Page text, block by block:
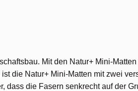
Mit den Natur+ Mini-
die Natur+ Mini-Matten mit zwei
dass die Fasern senkrecht auf der